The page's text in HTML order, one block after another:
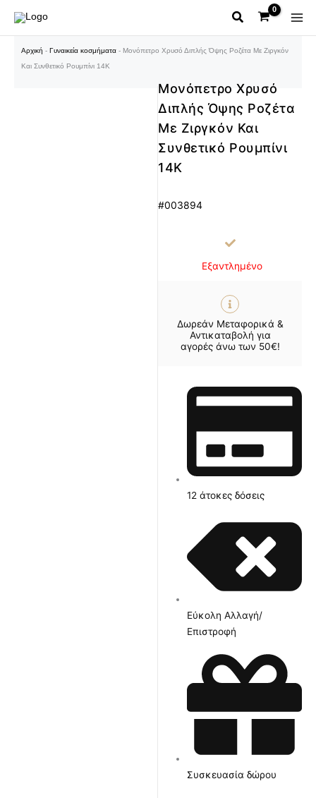
στο
περιεχόμενο
Αρχική - Γυναικεία κοσμήματα - Μονόπετρο Χρυσό Διπλής Όψης Ροζέτα Με Ζιργκόν
Και Συνθετικό Ρουμπίνι 14Κ
Μονόπετρο Χρυσό
Διπλής Όψης Ροζέτα
Με Ζιργκόν Και
Συνθετικό Ρουμπίνι
14Κ
#003894
Εξαντλημένο
Δωρεάν Μεταφορικά &
Αντικαταβολή για
αγορές άνω των 50€!
12 άτοκες δόσεις
Εύκολη Αλλαγή/
Επιστροφή
Συσκευασία δώρου